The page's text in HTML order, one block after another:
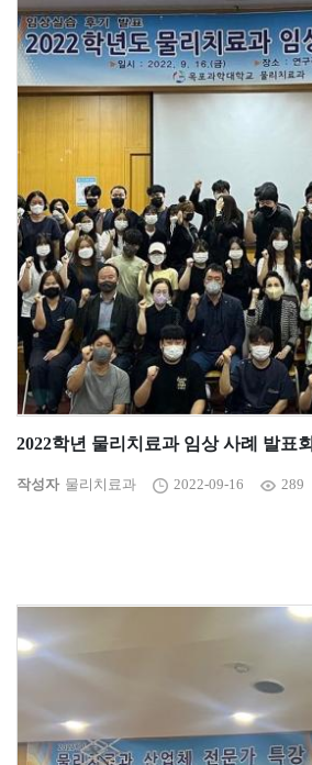
2022학년 물리치료과 임상 사례 발표회
작성자 물리치료과 2022-09-16 289